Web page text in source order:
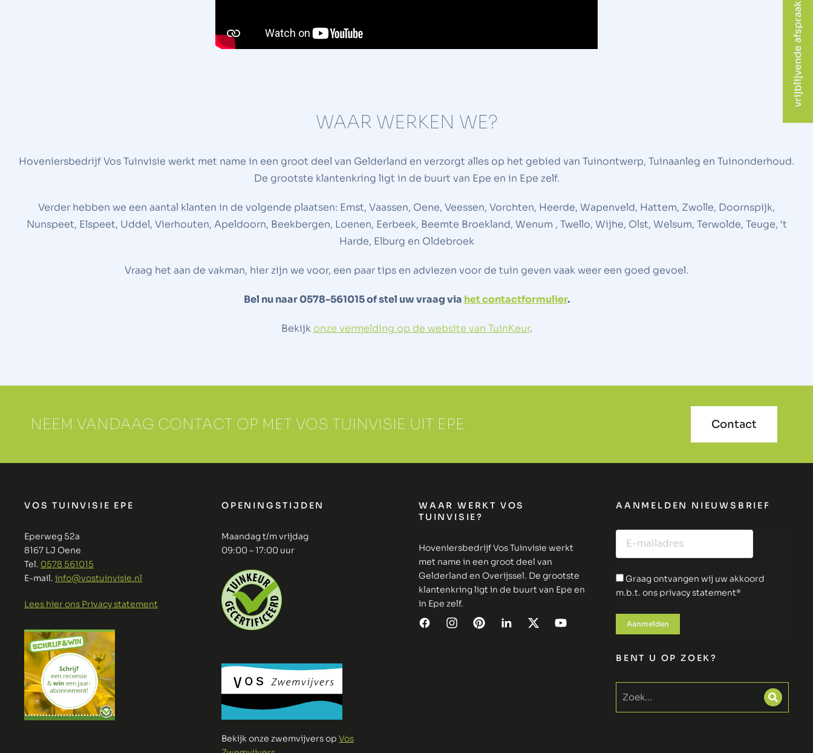
vrijblijvende afspraak
WAAR WERKEN WE?
Hoveniersbedrijf Vos Tuinvisie werkt met name in een groot deel van Gelderland en verzorgt alles op het gebied van Tuinontwerp, Tuinaanleg en Tuinonderhoud.
De grootste klantenkring ligt in de buurt van Epe en in Epe zelf.
Verder hebben we een aantal klanten in de volgende plaatsen: Emst, Vaassen, Oene, Veessen, Vorchten, Heerde, Wapenveld, Hattem, Zwolle, Doornspijk,
Nunspeet, Elspeet, Uddel, Vierhouten, Apeldoorn, Beekbergen, Loenen, Eerbeek, Beemte Broekland, Wenum , Twello, Wijhe, Olst, Welsum, Terwolde, Teuge, ‘t
Harde, Elburg en Oldebroek
Vraag het aan de vakman, hier zijn we voor, een paar tips en adviezen voor de tuin geven vaak weer een goed gevoel.
Bel nu naar 0578-561015 of stel uw vraag via het contactformulier.
Bekijk onze vermelding op de website van TuinKeur.
NEEM VANDAAG CONTACT OP MET VOS TUINVISIE UIT EPE Contact
VOS TUINVISIE EPE
Eperweg 52a
8167 LJ Oene
Tel. 0578 561015
E-mail. info@vostuinvisie.nl
Lees hier ons Privacy statement
OPENINGSTIJDEN
Maandag t/m vrijdag
09:00 – 17:00 uur
Bekijk onze zwemvijvers op Vos
WAAR WERKT VOS
TUINVISIE?
Hoveniersbedrijf Vos Tuinvisie werkt
met name in een groot deel van
Gelderland en Overijssel. De grootste
klantenkring ligt in de buurt van Epe en
in Epe zelf.
AANMELDEN NIEUWSBRIEF
Graag ontvangen wij uw akkoord
m.b.t. ons privacy statement*
BENT U OP ZOEK?